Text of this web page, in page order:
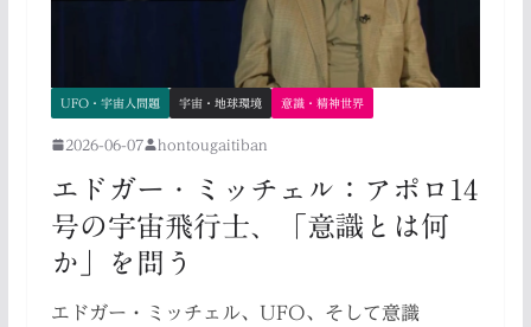
UFO・宇宙人問題 宇宙・地球環境 意識・精神世界
2026-06-07 hontougaitiban
エドガー・ミッチェル：アポロ14
号の宇宙飛行士、「意識とは何
か」を問う
エドガー・ミッチェル、UFO、そして意識